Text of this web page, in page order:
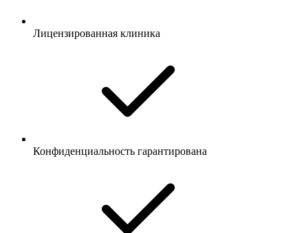
Лицензированная клиника
Конфиденциальность гарантирована